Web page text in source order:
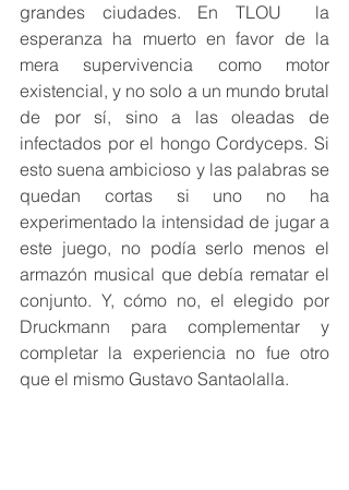
grandes ciudades. En TLOU  la
esperanza ha muerto en favor de la
mera supervivencia como motor
existencial, y no solo a un mundo brutal
de por sí, sino a las oleadas de
infectados por el hongo Cordyceps. Si
esto suena ambicioso y las palabras se
quedan cortas si uno no ha
experimentado la intensidad de jugar a
este juego, no podía serlo menos el
armazón musical que debía rematar el
conjunto. Y, cómo no, el elegido por
Druckmann para complementar y
completar la experiencia no fue otro
que el mismo Gustavo Santaolalla.